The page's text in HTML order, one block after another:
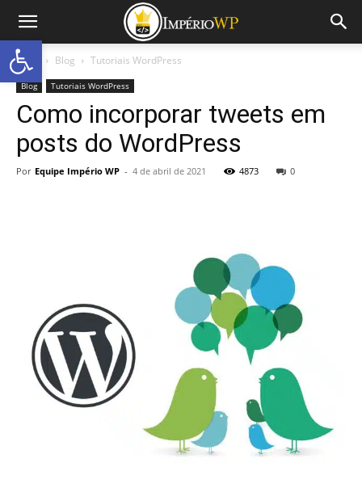
Início Blog Tutoriais WordPress
Blog Tutoriais WordPress
Como incorporar tweets em
posts do WordPress
Por Equipe Império WP - 4 de abril de 2021 4873 0
Abrir a barra de ferramentas